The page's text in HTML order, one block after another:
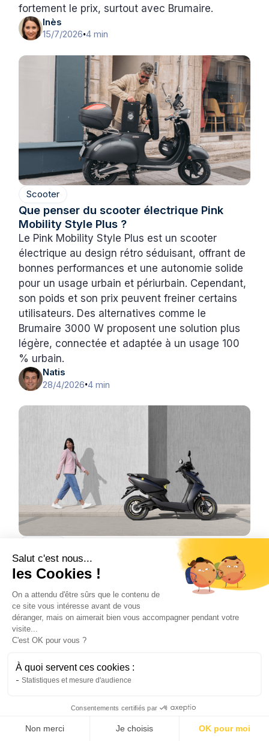
fortement le prix, surtout avec Brumaire.
Inès
15/7/2026•4 min
Scooter
Que penser du scooter électrique Pink
Mobility Style Plus ?
Le Pink Mobility Style Plus est un scooter
électrique au design rétro séduisant, offrant de
bonnes performances et une autonomie solide
pour un usage urbain et périurbain. Cependant,
son poids et son prix peuvent freiner certains
utilisateurs. Des alternatives comme le
Brumaire 3000 W proposent une solution plus
légère, connectée et adaptée à un usage 100
% urbain.
Natis
28/4/2026•4 min
Pourquoi abandonner un scooter
thermique ?
Le scooter thermique devient de plus en plus
coûteux et contraignant au quotidien, entre
carburant, entretien et restrictions urbaines. À
l’inverse, le scooter électrique offre une
solution plus économique, silencieuse et
écologique. Des modèles comme ceux de
Brumaire permettent de réduire ses dépenses
28/4/2026
Salut c'est nous...
les Cookies !
On a attendu d'être sûrs que le contenu de
ce site vous intéresse avant de vous
déranger, mais on aimerait bien vous accompagner pendant votre
visite...
C'est OK pour vous ?
À quoi servent ces cookies :
Statistiques et mesure d'audience
Consentements certifiés par
Non merci Je choisis OK pour moi